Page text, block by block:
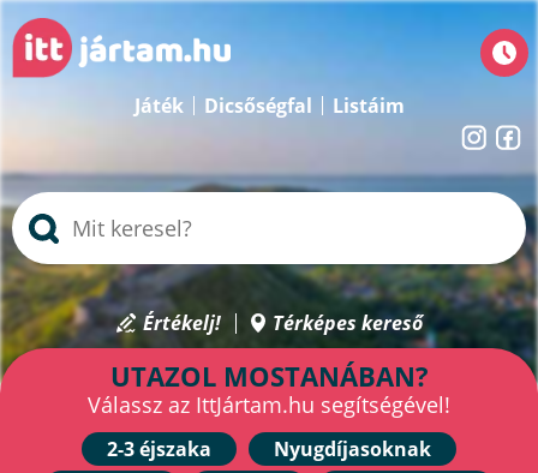
Játék Dicsőségfal Listáim
Értékelj! Térképes kereső
UTAZOL MOSTANÁBAN?
Válassz az IttJártam.hu segítségével!
2-3 éjszaka
Nyugdíjasoknak